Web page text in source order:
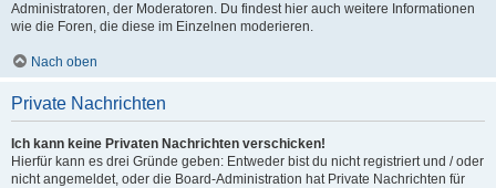
Administratoren, der Moderatoren. Du findest hier auch weitere Informationen
wie die Foren, die diese im Einzelnen moderieren.
Nach oben
Private Nachrichten
Ich kann keine Privaten Nachrichten verschicken!
Hierfür kann es drei Gründe geben: Entweder bist du nicht registriert und / oder
nicht angemeldet, oder die Board-Administration hat Private Nachrichten für